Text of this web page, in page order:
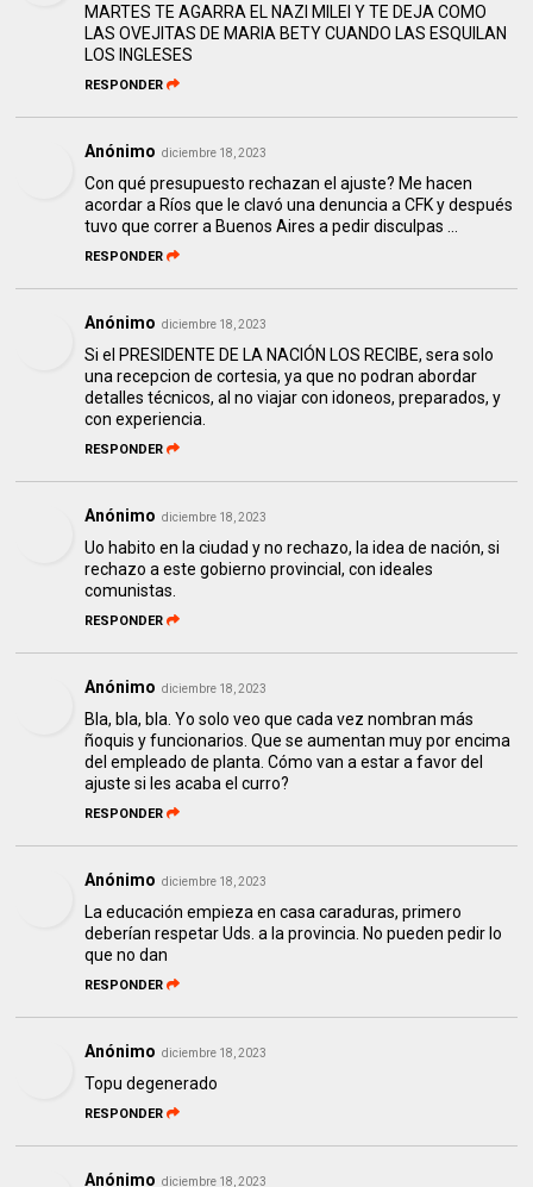
MARTES TE AGARRA EL NAZI MILEI Y TE DEJA COMO
LAS OVEJITAS DE MARIA BETY CUANDO LAS ESQUILAN
LOS INGLESES
RESPONDER
Anónimo diciembre 18, 2023
Con qué presupuesto rechazan el ajuste? Me hacen
acordar a Ríos que le clavó una denuncia a CFK y después
tuvo que correr a Buenos Aires a pedir disculpas ...
RESPONDER
Anónimo diciembre 18, 2023
Si el PRESIDENTE DE LA NACIÓN LOS RECIBE, sera solo
una recepcion de cortesia, ya que no podran abordar
detalles técnicos, al no viajar con idoneos, preparados, y
con experiencia.
RESPONDER
Anónimo diciembre 18, 2023
Uo habito en la ciudad y no rechazo, la idea de nación, si
rechazo a este gobierno provincial, con ideales
comunistas.
RESPONDER
Anónimo diciembre 18, 2023
Bla, bla, bla. Yo solo veo que cada vez nombran más
ñoquis y funcionarios. Que se aumentan muy por encima
del empleado de planta. Cómo van a estar a favor del
ajuste si les acaba el curro?
RESPONDER
Anónimo diciembre 18, 2023
La educación empieza en casa caraduras, primero
deberían respetar Uds. a la provincia. No pueden pedir lo
que no dan
RESPONDER
Anónimo diciembre 18, 2023
Topu degenerado
RESPONDER
Anónimo diciembre 18, 2023